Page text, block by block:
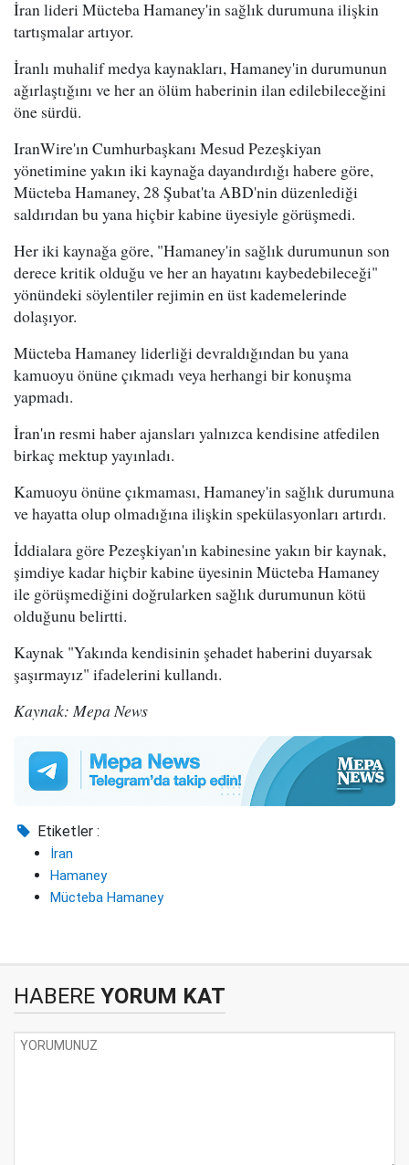
İran lideri Mücteba Hamaney'in sağlık durumuna ilişkin
tartışmalar artıyor.
İranlı muhalif medya kaynakları, Hamaney'in durumunun
ağırlaştığını ve her an ölüm haberinin ilan edilebileceğini
öne sürdü.
IranWire'ın Cumhurbaşkanı Mesud Pezeşkiyan
yönetimine yakın iki kaynağa dayandırdığı habere göre,
Mücteba Hamaney, 28 Şubat'ta ABD'nin düzenlediği
saldırıdan bu yana hiçbir kabine üyesiyle görüşmedi.
Her iki kaynağa göre, "Hamaney'in sağlık durumunun son
derece kritik olduğu ve her an hayatını kaybedebileceği"
yönündeki söylentiler rejimin en üst kademelerinde
dolaşıyor.
Mücteba Hamaney liderliği devraldığından bu yana
kamuoyu önüne çıkmadı veya herhangi bir konuşma
yapmadı.
İran'ın resmi haber ajansları yalnızca kendisine atfedilen
birkaç mektup yayınladı.
Kamuoyu önüne çıkmaması, Hamaney'in sağlık durumuna
ve hayatta olup olmadığına ilişkin spekülasyonları artırdı.
İddialara göre Pezeşkiyan'ın kabinesine yakın bir kaynak,
şimdiye kadar hiçbir kabine üyesinin Mücteba Hamaney
ile görüşmediğini doğrularken sağlık durumunun kötü
olduğunu belirtti.
Kaynak "Yakında kendisinin şehadet haberini duyarsak
şaşırmayız" ifadelerini kullandı.
Kaynak: Mepa News
Etiketler :
İran
Hamaney
Mücteba Hamaney
HABERE YORUM KAT